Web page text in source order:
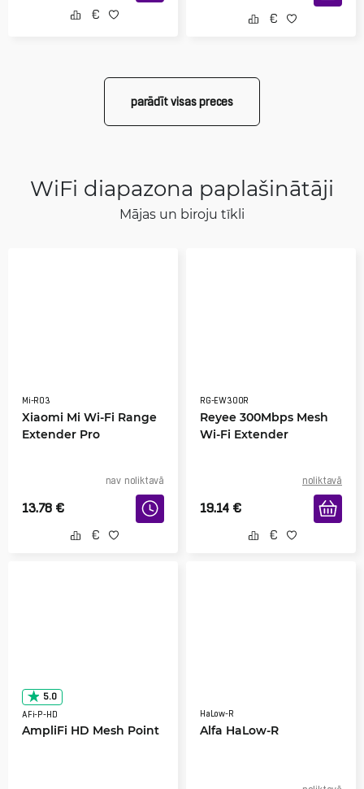
parādīt visas preces
WiFi diapazona paplašinātāji
Mājas un biroju tīkli
Mi-R03
Xiaomi Mi Wi-Fi Range
Extender Pro
nav noliktavā
13.78 €
RG-EW300R
Reyee 300Mbps Mesh
Wi-Fi Extender
noliktavā
19.14 €
5.0
AFi-P-HD
AmpliFi HD Mesh Point
HaLow-R
Alfa HaLow-R